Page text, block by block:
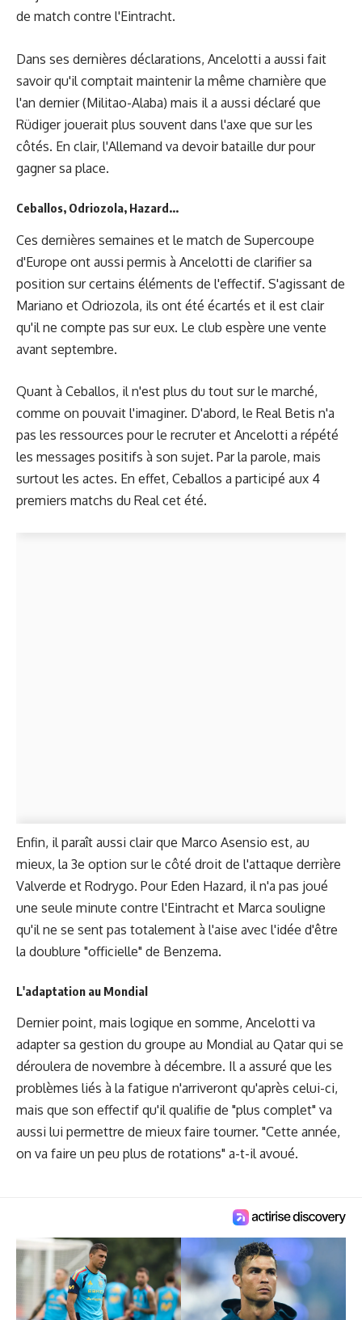
de match contre l'Eintracht.
Dans ses dernières déclarations, Ancelotti a aussi fait
savoir qu'il comptait maintenir la même charnière que
l'an dernier (Militao-Alaba) mais il a aussi déclaré que
Rüdiger jouerait plus souvent dans l'axe que sur les
côtés. En clair, l'Allemand va devoir bataille dur pour
gagner sa place.
Ceballos, Odriozola, Hazard...
Ces dernières semaines et le match de Supercoupe
d'Europe ont aussi permis à Ancelotti de clarifier sa
position sur certains éléments de l'effectif. S'agissant de
Mariano et Odriozola, ils ont été écartés et il est clair
qu'il ne compte pas sur eux. Le club espère une vente
avant septembre.
Quant à Ceballos, il n'est plus du tout sur le marché,
comme on pouvait l'imaginer. D'abord, le Real Betis n'a
pas les ressources pour le recruter et Ancelotti a répété
les messages positifs à son sujet. Par la parole, mais
surtout les actes. En effet, Ceballos a participé aux 4
premiers matchs du Real cet été.
Enfin, il paraît aussi clair que Marco Asensio est, au
mieux, la 3e option sur le côté droit de l'attaque derrière
Valverde et Rodrygo. Pour Eden Hazard, il n'a pas joué
une seule minute contre l'Eintracht et Marca souligne
qu'il ne se sent pas totalement à l'aise avec l'idée d'être
la doublure "officielle" de Benzema.
L'adaptation au Mondial
Dernier point, mais logique en somme, Ancelotti va
adapter sa gestion du groupe au Mondial au Qatar qui se
déroulera de novembre à décembre. Il a assuré que les
problèmes liés à la fatigue n'arriveront qu'après celui-ci,
mais que son effectif qu'il qualifie de "plus complet" va
aussi lui permettre de mieux faire tourner. "Cette année,
on va faire un peu plus de rotations" a-t-il avoué.